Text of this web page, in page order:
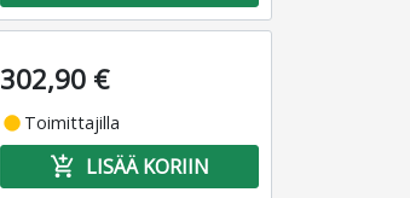
302,90 €
fiber_manual_record Toimittajilla
add_shopping_cart LISÄÄ KORIIN